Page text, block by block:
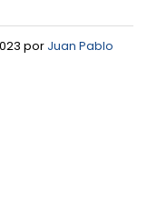
por Juan Pablo